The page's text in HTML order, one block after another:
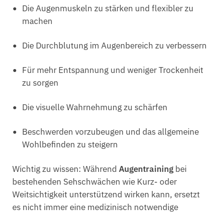
Die Augenmuskeln zu stärken und flexibler zu
machen
Die Durchblutung im Augenbereich zu verbessern
Für mehr Entspannung und weniger Trockenheit
zu sorgen
Die visuelle Wahrnehmung zu schärfen
Beschwerden vorzubeugen und das allgemeine
Wohlbefinden zu steigern
Wichtig zu wissen: Während Augentraining bei
bestehenden Sehschwächen wie Kurz- oder
Weitsichtigkeit unterstützend wirken kann, ersetzt
es nicht immer eine medizinisch notwendige